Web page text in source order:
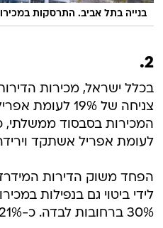
בנייה בתל אביב. התרסקות
2.
לעומת אפריל אשתקד וירידה של 36% בהשוואה
הפחד משוק הדירות
30% ברחובות לבדה. כ-21% מהרוכשים זכו להטבות אצל הקבלנים, לעומת 38% באפריל אשתקד.